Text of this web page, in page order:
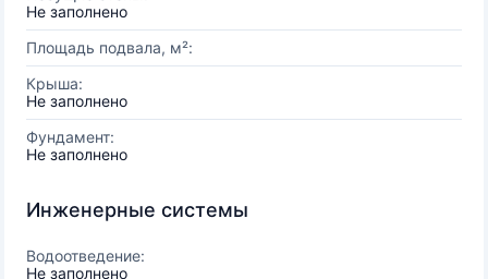
Не заполнено
Площадь подвала, м²:
Крыша:
Не заполнено
Фундамент:
Не заполнено
Инженерные системы
Водоотведение:
Не заполнено